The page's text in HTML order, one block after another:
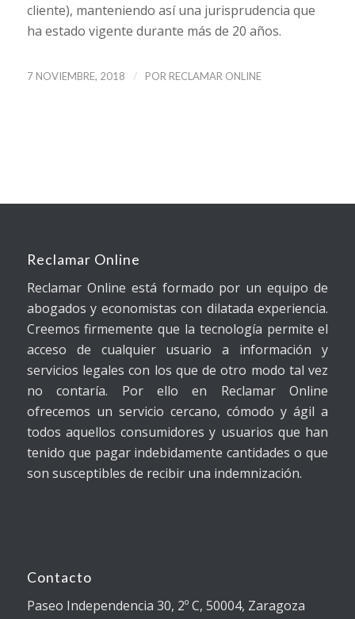
cliente), manteniendo así una jurisprudencia que
ha estado vigente durante más de 20 años.
7 NOVIEMBRE, 2018 / POR RECLAMAR ONLINE
Reclamar Online
Reclamar Online está formado por un equipo de
abogados y economistas con dilatada experiencia.
Creemos firmemente que la tecnología permite el
acceso de cualquier usuario a información y
servicios legales con los que de otro modo tal vez
no contaría. Por ello en Reclamar Online
ofrecemos un servicio cercano, cómodo y ágil a
todos aquellos consumidores y usuarios que han
tenido que pagar indebidamente cantidades o que
son susceptibles de recibir una indemnización.
Contacto
Paseo Independencia 30, 2º C, 50004, Zaragoza